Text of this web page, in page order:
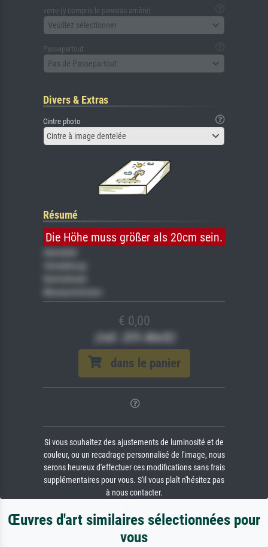
verre (y compris le panneau arrière)
Veuillez sélectionner
Passepartout
Pas de Passepartout
Divers & Extras
Cintre photo
Cintre à image dentelée
Résumé
Die Höhe muss größer als 20cm sein.
€ 0,00
(inkl. 20% MwSt)
dans le panier
Si vous souhaitez des ajustements de luminosité et de
couleur, ou un recadrage personnalisé de l'image, nous
serons heureux d'effectuer ces modifications sans frais
supplémentaires pour vous. S'il vous plaît n'hésitez pas
à nous contacter.
Œuvres d'art similaires sélectionnées pour
vous